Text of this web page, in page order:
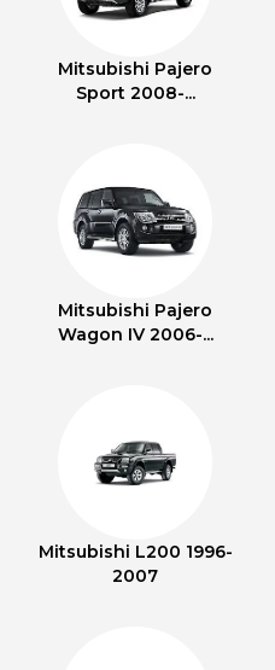
Mitsubishi Pajero
Sport 2008-...
Mitsubishi Pajero
Wagon IV 2006-...
Mitsubishi L200 1996-
2007